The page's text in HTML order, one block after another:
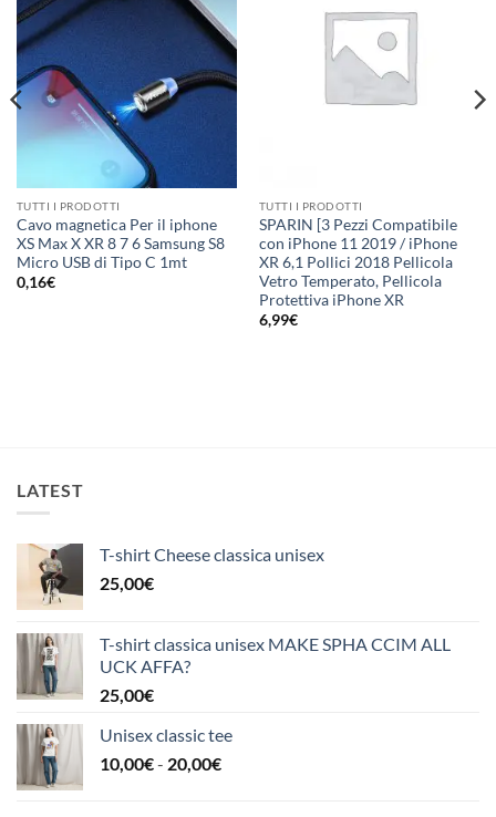
TUTTI I PRODOTTI
Cavo magnetica Per il iphone
XS Max X XR 8 7 6 Samsung S8
Micro USB di Tipo C 1mt
0,16€
TUTTI I PRODOTTI
SPARIN [3 Pezzi Compatibile
con iPhone 11 2019 / iPhone
XR 6,1 Pollici 2018 Pellicola
Vetro Temperato, Pellicola
Protettiva iPhone XR
6,99€
LATEST
T-shirt Cheese classica unisex
25,00€
T-shirt classica unisex MAKE SPHA CCIM ALL
UCK AFFA?
25,00€
Unisex classic tee
10,00€- 20,00€Fascia